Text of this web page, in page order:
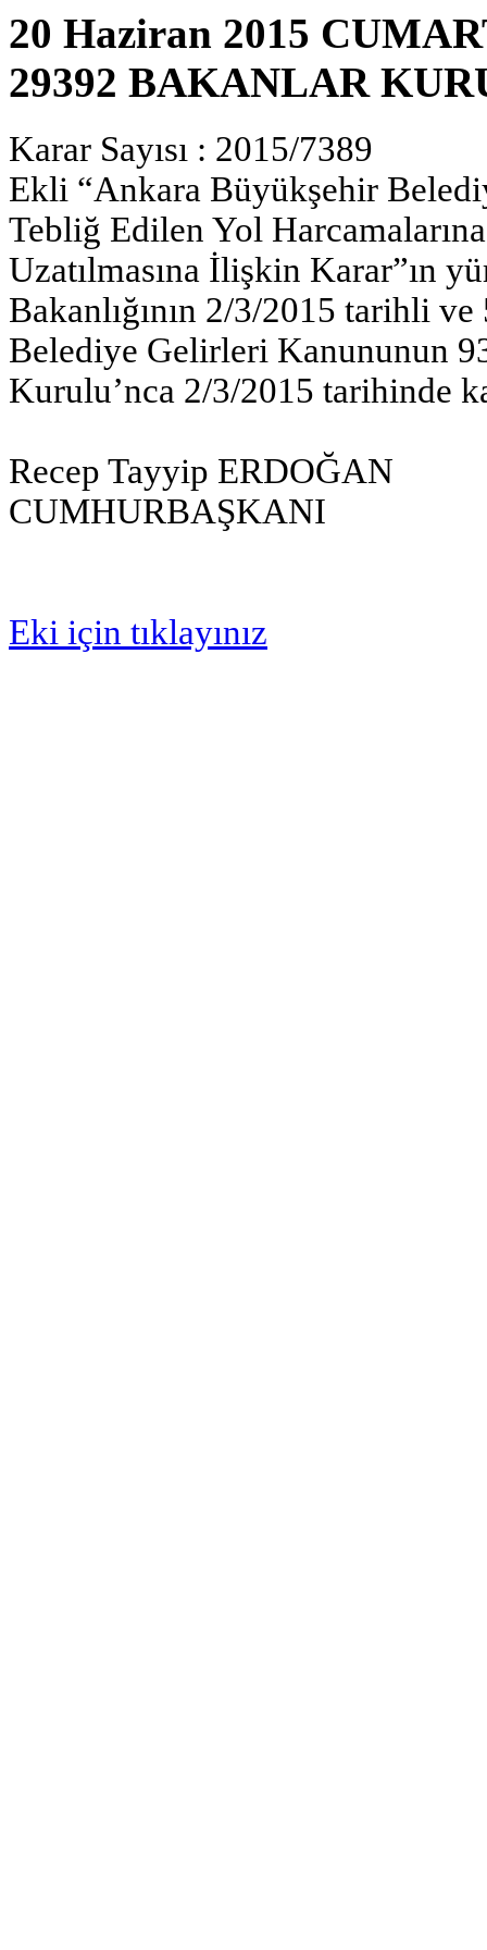
20 Haziran 2015
29392 BAKANLAR
Karar Sayısı : 2015/7389
Ekli “Ankara Büyükşehir
Tebliğ Edilen Yol
Uzatılmasına İlişkin Karar”ın
Bakanlığının 2/3/2015 tarihli ve
Belediye Gelirleri Kanununun
Kurulu’nca 2/3/2015 tarihinde
Recep Tayyip ERDOĞAN
CUMHURBAŞKANI
Eki için tıklayınız